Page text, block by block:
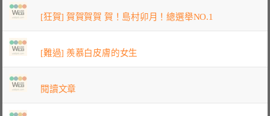
[狂賀] 賀賀賀賀 賀！島村卯月！總選舉NO.1
[難過] 羨慕白皮膚的女生
閱讀文章